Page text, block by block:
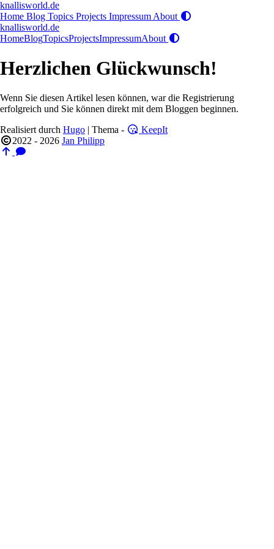
knallisworld.de
Home Blog Topics Projects Impressum About
knallisworld.de
HomeBlogTopicsProjectsImpressumAbout
Herzlichen Glückwunsch!
Wenn Sie diesen Artikel lesen können, war die Registrierung
erfolgreich und Sie können direkt mit dem Bloggen beginnen.
Realisiert durch Hugo | Thema -
KeepIt
2022 - 2026 Jan Philipp